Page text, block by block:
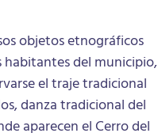
objetos etnográficos
del municipio,
el traje tradicional
danza tradicional del
aparecen el Cerro del